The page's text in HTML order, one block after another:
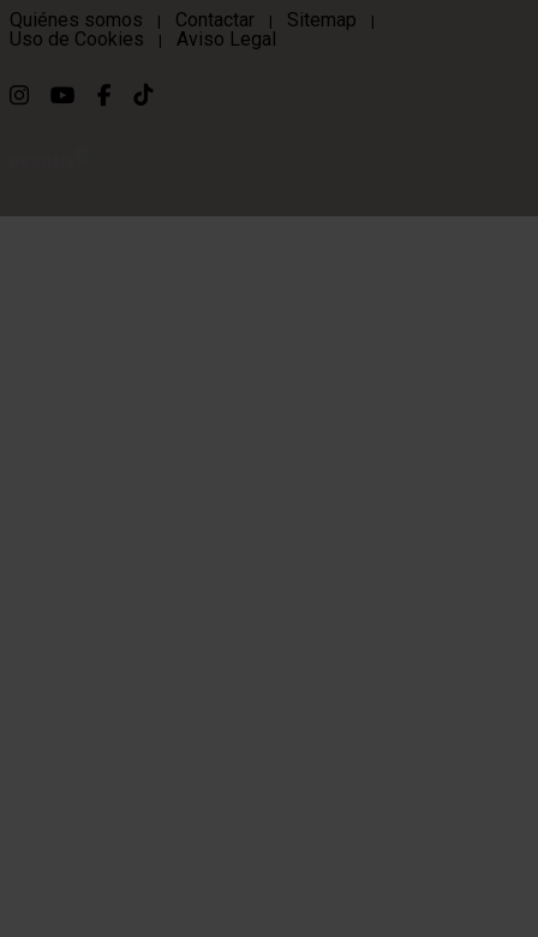
Quiénes somos | Contactar | Sitemap |
Uso de Cookies | Aviso Legal
Link a instagram
Link a youtube
Link a facebook
Link a ticktok